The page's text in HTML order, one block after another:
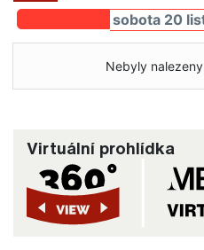
sobota 20
Nebyly
Virtuální prohlídka